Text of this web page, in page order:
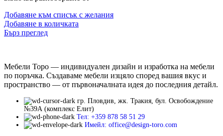
Добавяне към списък с желания
Добавяне в количката
Бърз преглед
Мебели Торо — индивидуален дизайн и изработка на мебели
по поръчка. Създаваме мебели изцяло според вашия вкус и
пространство — от първоначалната идея до последния детайл.
гр. Пловдив, жк. Тракия, бул. Освобождение
№39А (комплекс Елит)
Тел: +359 878 58 51 29
Имейл: office@design-toro.com